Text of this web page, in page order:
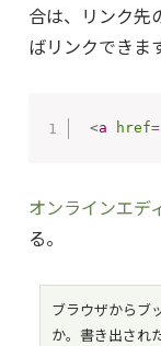
合は、リンク先
ばリンクできま
<a href=
オンラインエデ
る。
ブラウザからブ
か。書き出され